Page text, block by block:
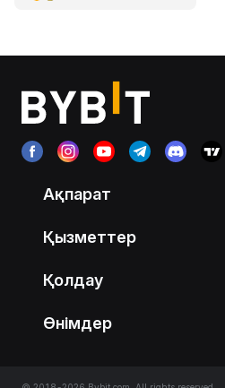
Ақпарат
Қызметтер
Қолдау
Өнімдер